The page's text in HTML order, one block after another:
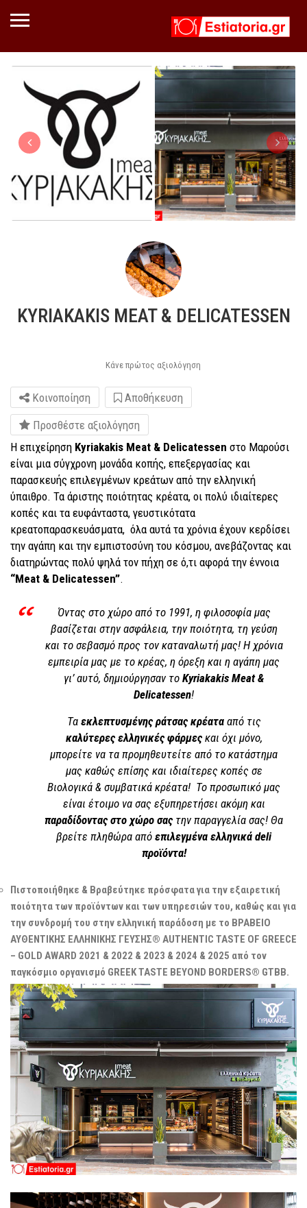
KYRIAKAKIS MEAT & DELICATESSEN
Κάνε πρώτος αξιολόγηση
Κοινοποίηση
Αποθήκευση
Προσθέστε αξιολόγηση
Η επιχείρηση Kyriakakis Meat & Delicatessen στο Μαρούσι
είναι μια σύγχρονη μονάδα κοπής, επεξεργασίας και
παρασκευής επιλεγμένων κρεάτων από την ελληνική
ύπαιθρο. Τα άριστης ποιότητας κρέατα, οι πολύ ιδιαίτερες
κοπές και τα ευφάνταστα, γευστικότατα
κρεατοπαρασκευάσματα, όλα αυτά τα χρόνια έχουν κερδίσει
την αγάπη και την εμπιστοσύνη του κόσμου, ανεβάζοντας και
διατηρώντας πολύ ψηλά τον πήχη σε ό,τι αφορά την έννοια
“Meat & Delicatessen”.
Όντας στο χώρο από το 1991, η φιλοσοφία μας
βασίζεται στην ασφάλεια, την ποιότητα, τη γεύση
και το σεβασμό προς τον καταναλωτή μας! Η χρόνια
εμπειρία μας με το κρέας, η όρεξη και η αγάπη μας
γι’ αυτό, δημιούργησαν το Kyriakakis Meat &
Delicatessen!
Τα εκλεπτυσμένης ράτσας κρέατααπό τις
καλύτερες ελληνικές φάρμεςκαι όχι μόνο,
μπορείτε να τα προμηθευτείτε από το κατάστημα
μας καθώς επίσης και ιδιαίτερες κοπές σε
Βιολογικά & συμβατικά κρέατα! Το προσωπικό μας
είναι έτοιμο να σας εξυπηρετήσει ακόμη και
παραδίδοντας στο χώρο σαςτην παραγγελία σας! Θα
βρείτε πληθώρα από επιλεγμένα ελληνικά deli
προϊόντα!
Πιστοποιήθηκε & Βραβεύτηκε πρόσφατα για την εξαιρετική
ποιότητα των προϊόντων και των υπηρεσιών του, καθώς και για
την συνδρομή του στην ελληνική παράδοση με το ΒΡΑΒΕΙΟ
ΑΥΘΕΝΤΙΚΗΣ ΕΛΛΗΝΙΚΗΣ ΓΕΥΣΗΣ® AUTHENTIC TASTE OF GREECE
– GOLD AWARD 2021 & 2022 & 2023 & 2024 & 2025 από τον
παγκόσμιο οργανισμό GREEK TASTE BEYOND BORDERS® GTBB.